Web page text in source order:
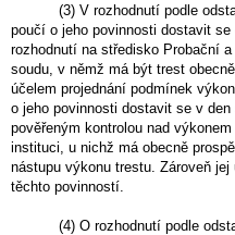
(3) V rozhodnutí podle
poučí o jeho povinnosti dostavit
rozhodnutí na středisko Probační
soudu, v němž má být trest
účelem projednání podmínek
o jeho povinnosti dostavit se v
pověřeným kontrolou nad
instituci, u nichž má obecně
nástupu výkonu trestu. Zároveň
těchto povinností.
(4) O rozhodnutí podle